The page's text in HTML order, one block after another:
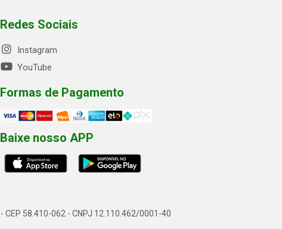
Redes Sociais
Instagram
YouTube
Formas de Pagamento
Baixe nosso APP
58.410-062 - CNPJ 12.110.462/0001-40